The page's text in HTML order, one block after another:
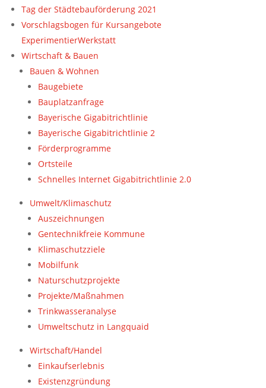
Tag der Städtebauförderung 2021
Vorschlagsbogen für Kursangebote
ExperimentierWerkstatt
Wirtschaft & Bauen
Bauen & Wohnen
Baugebiete
Bauplatzanfrage
Bayerische Gigabitrichtlinie
Bayerische Gigabitrichtlinie 2
Förderprogramme
Ortsteile
Schnelles Internet Gigabitrichtlinie 2.0
Umwelt/Klimaschutz
Auszeichnungen
Gentechnikfreie Kommune
Klimaschutzziele
Mobilfunk
Naturschutzprojekte
Projekte/Maßnahmen
Trinkwasseranalyse
Umweltschutz in Langquaid
Wirtschaft/Handel
Einkaufserlebnis
Existenzgründung